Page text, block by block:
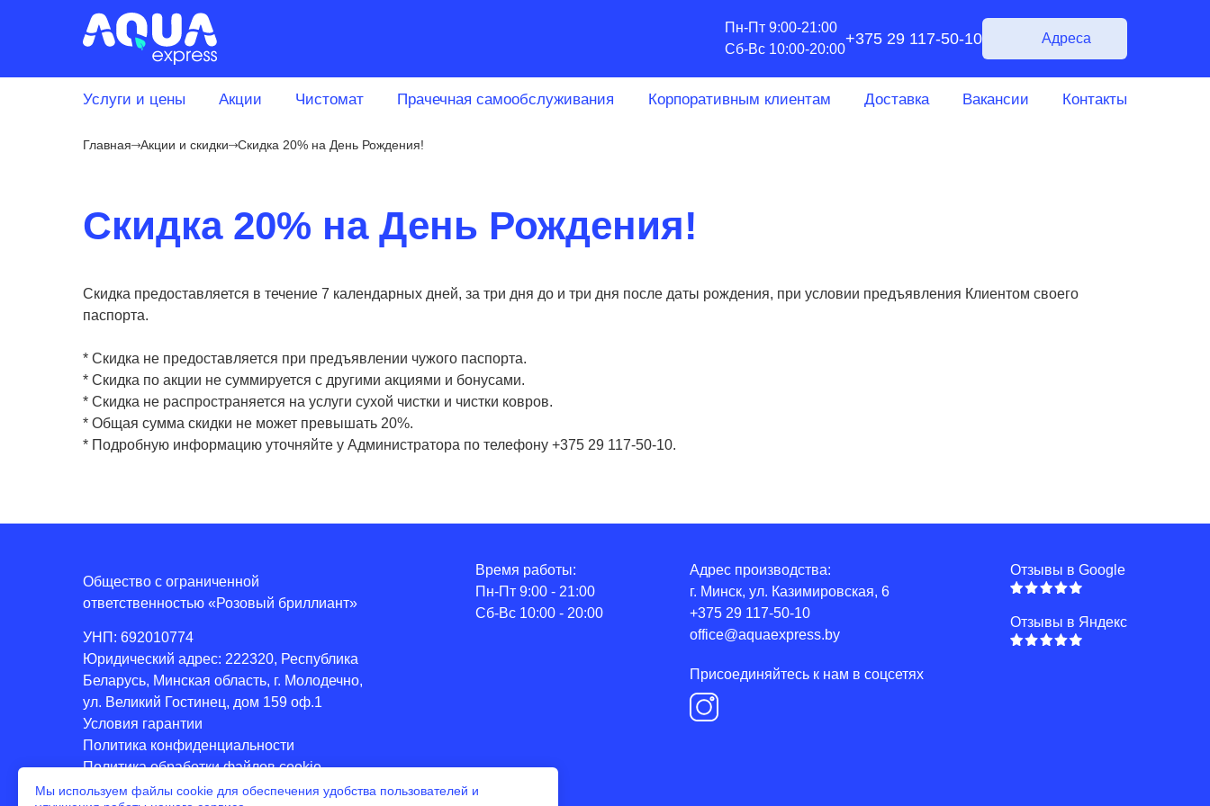
Пн-Пт 9:00-21:00
Сб-Вс 10:00-20:00
+375 29 117-50-10 Адреса
Услуги и цены Акции Чистомат Прачечная самообслуживания Корпоративным клиентам Доставка Вакансии Контакты
Главная Акции и скидки Скидка 20% на День Рождения!
Скидка 20% на День Рождения!
Скидка предоставляется в течение 7 календарных дней, за три дня до и три дня после даты рождения, при условии предъявления Клиентом своего
паспорта.
* Скидка не предоставляется при предъявлении чужого паспорта.
* Скидка по акции не суммируется с другими акциями и бонусами.
* Скидка не распространяется на услуги сухой чистки и чистки ковров.
* Общая сумма скидки не может превышать 20%.
* Подробную информацию уточняйте у Администратора по телефону +375 29 117-50-10.
Общество с ограниченной
ответственностью «Розовый бриллиант»
УНП: 692010774
Юридический адрес: 222320, Республика
Беларусь, Минская область, г. Молодечно,
ул. Великий Гостинец, дом 159 оф.1
Условия гарантии
Политика конфиденциальности
Политика обработки файлов cookie
Время работы:
Пн-Пт 9:00 - 21:00
Сб-Вс 10:00 - 20:00
Адрес производства:
г. Минск, ул. Казимировская, 6
+375 29 117-50-10
office@aquaexpress.by
Присоединяйтесь к нам в соцсетях
Отзывы в Google
Отзывы в Яндекс
Мы используем файлы cookie для обеспечения удобства пользователей и